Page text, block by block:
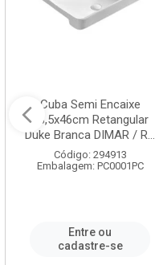
Cuba Semi Encaixe
58,5x46cm Retangular
Duke Branca DIMAR / R...
Código: 294913
Embalagem: PC0001PC
Entre ou
cadastre-se